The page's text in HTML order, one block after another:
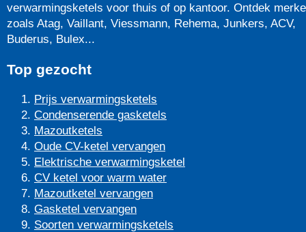
verwarmingsketels voor thuis of op kantoor. Ontdek
zoals Atag, Vaillant, Viessmann, Rehema, Junkers, ACV,
Buderus, Bulex...
Top gezocht
Prijs verwarmingsketels
Condenserende gasketels
Mazoutketels
Oude CV-ketel vervangen
Elektrische verwarmingsketel
CV ketel voor warm water
Mazoutketel vervangen
Gasketel vervangen
Soorten verwarmingsketels